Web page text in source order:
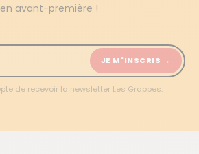
avant-première !
JE M'INSCRIS →
de recevoir la newsletter Les Grappes.